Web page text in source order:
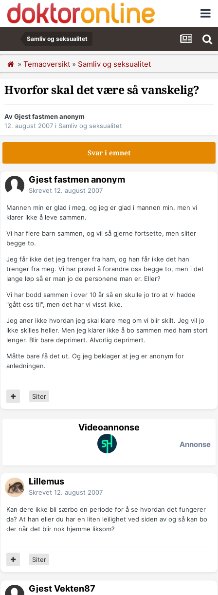
Samliv og seksualitet
» Temaoversikt » Samliv og seksualitet
Hvorfor skal det være så vanskelig?
Av Gjest fastmen anonym
12. august 2007 i Samliv og seksualitet
Svar i emnet
Gjest fastmen anonym
Skrevet 12. august 2007
Mannen min er glad i meg, og jeg er glad i mannen min, men vi
klarer ikke å leve sammen.
Vi har flere barn sammen, og vil så gjerne fortsette, men sliter
begge to.
Jeg får ikke det jeg trenger fra ham, og han får ikke det han
trenger fra meg. Vi har prøvd å forandre oss begge to, men i det
lange løp så er man jo de personene man er. Eller?
Vi har bodd sammen i over 10 år så en skulle jo tro at vi hadde
"gått oss til", men det har vi visst ikke.
Jeg aner ikke hvordan jeg skal klare meg om vi blir skilt. Jeg vil jo
ikke skilles heller. Men jeg klarer ikke å bo sammen med ham stort
lenger. Blir bare deprimert. Alvorlig deprimert.
Måtte bare få det ut. Og jeg beklager at jeg er anonym for
anledningen.
Siter
Videoannonse
Annonse
Lillemus
Skrevet 12. august 2007
Kan dere ikke bli særbo en periode for å se hvordan det fungerer
da? At han eller du har en liten leilighet ved siden av og så kan bo
der når det blir nok hjemme liksom?
Siter
Gjest Vekten87